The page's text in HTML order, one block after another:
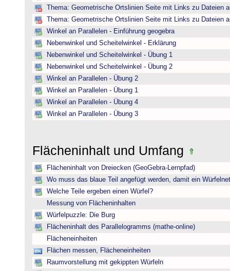
Thema: Geometrische Ortslinien Seite mit Links zu Dateien
Thema: Geometrische Ortslinien Seite mit Links zu Dateien
Winkel an Parallelen - Einführung geogebra
Nebenwinkel und Scheitelwinkel - Erklärung
Nebenwinkel und Scheitelwinkel - Übung 1
Nebenwinkel und Scheitelwinkel - Übung 2
Winkel an Parallelen - Übung 2
Winkel an Parallelen - Übung 1
Winkel an Parallelen - Übung 4
Winkel an Parallelen - Übung 3
Flächeninhalt und Umfang
Flächeninhalt von Dreiecken (GeoGebra-Lernpfad)
Wo muss das blaue Teil angefügt werden, damit ein
Welche Teile ergeben einen Würfel?
Messung von Flächeninhalten
Würfelpuzzle: Die Burg
Flächeninhalt des Parallelogramms (mathe-online)
Flächeneinheiten
Flächen messen, Flächeneinheiten
Raumvorstellung mit gekippten Würfeln